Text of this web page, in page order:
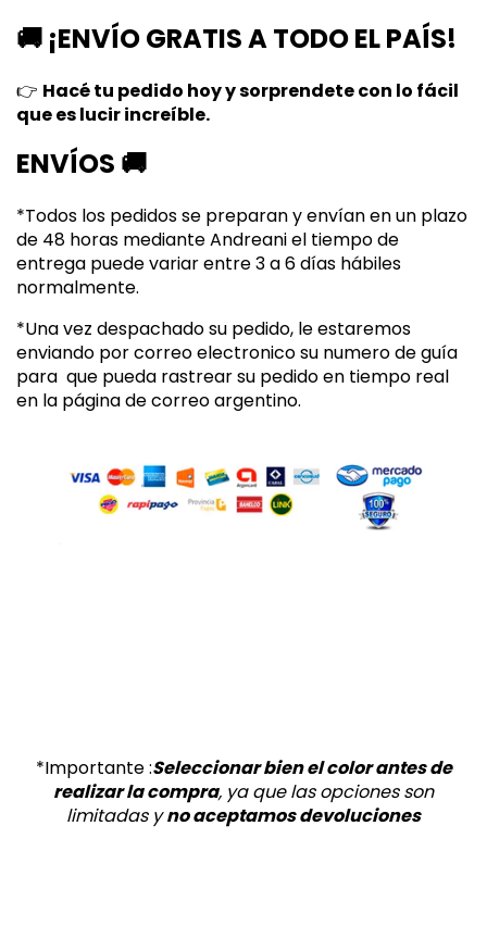
🚚 ¡ENVÍO GRATIS A TODO EL PAÍS!
👉 Hacé tu pedido hoy y sorprendete con lo fácil
que es lucir increíble.
ENVÍOS 🚚
*Todos los pedidos se preparan y envían en un plazo
de 48 horas mediante Andreaniel tiempo de
entrega puede variar entre 3 a 6 días hábiles
normalmente.
*Una vez despachado su pedido, le estaremos
enviando por correo electronico su numero de guía
para que pueda rastrear su pedido en tiempo real
en la página de correo argentino.
*Importante :Seleccionar bien el color antes de
realizar la compra, ya que lasopciones son
limitadas yno aceptamos devoluciones